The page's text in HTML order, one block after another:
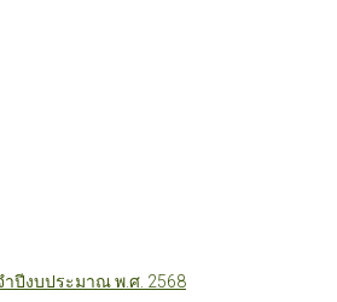
ปีงบประมาณ พ.ศ. 2568